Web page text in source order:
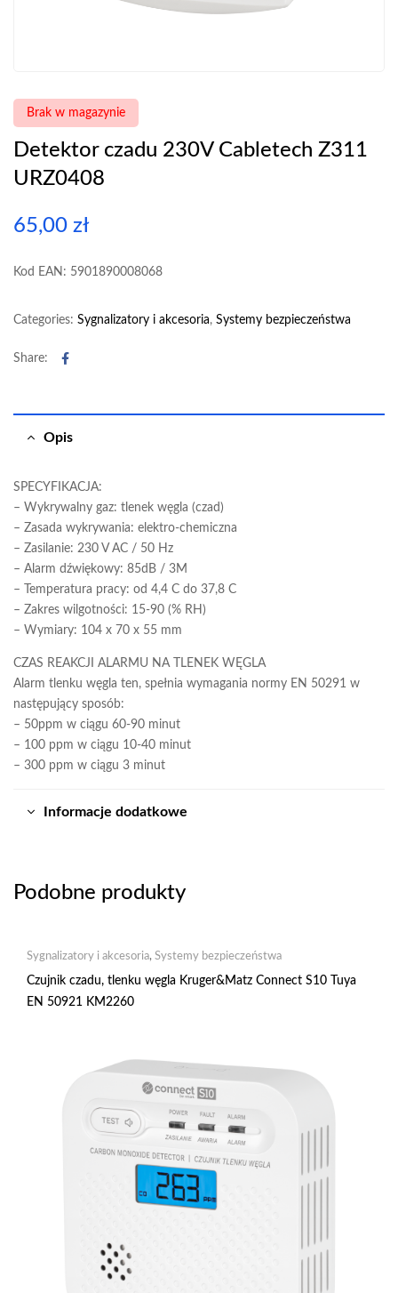
Brak w magazynie
Detektor czadu 230V Cabletech Z311
URZ0408
65,00 zł
Kod EAN: 5901890008068
Categories: Sygnalizatory i akcesoria, Systemy bezpieczeństwa
Share: Facebook
Opis
SPECYFIKACJA:
– Wykrywalny gaz: tlenek węgla (czad)
– Zasada wykrywania: elektro-chemiczna
– Zasilanie: 230 V AC / 50 Hz
– Alarm dźwiękowy: 85dB / 3M
– Temperatura pracy: od 4,4 C do 37,8 C
– Zakres wilgotności: 15-90 (% RH)
– Wymiary: 104 x 70 x 55 mm
CZAS REAKCJI ALARMU NA TLENEK WĘGLA
Alarm tlenku węgla ten, spełnia wymagania normy EN 50291 w
następujący sposób:
– 50ppm w ciągu 60-90 minut
– 100 ppm w ciągu 10-40 minut
– 300 ppm w ciągu 3 minut
Informacje dodatkowe
Podobne produkty
Sygnalizatory i akcesoria, Systemy bezpieczeństwa
Czujnik czadu, tlenku węgla Kruger&Matz Connect S10 Tuya
EN 50921 KM2260